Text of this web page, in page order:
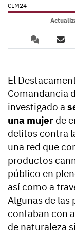
CLM24
El
Comandancia
investigado a
una mujer de
delitos contra
una red que
productos
público en
así como a
Algunas de las
contaban con
de naturaleza